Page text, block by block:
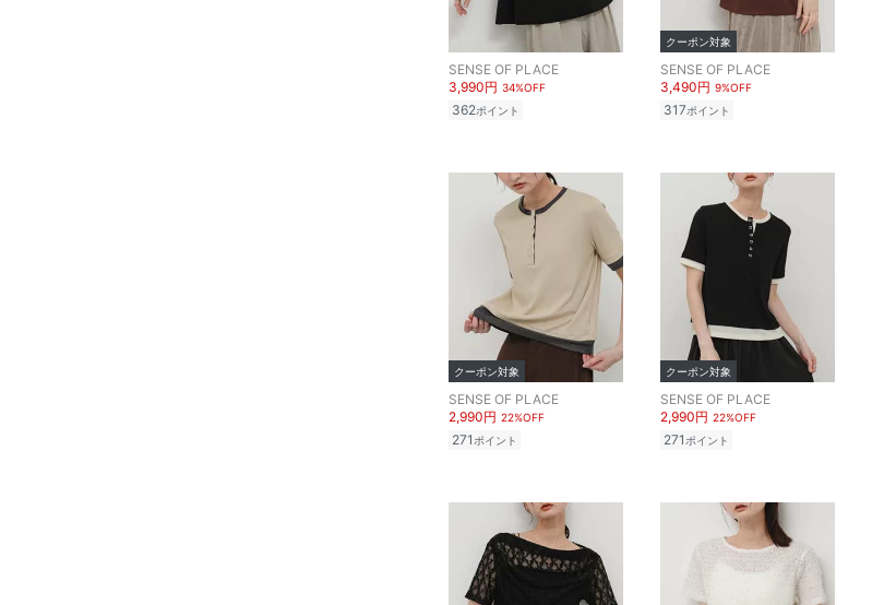
SENSE OF PLACE
3,990円 34%OFF
362ポイント
クーポン対象
SENSE OF PLACE
3,490円 9%OFF
317ポイント
クーポン対象
SENSE OF PLACE
2,990円 22%OFF
271 ポイント
クーポン対象
SENSE OF PLACE
2,990円 22%OFF
271 ポイント